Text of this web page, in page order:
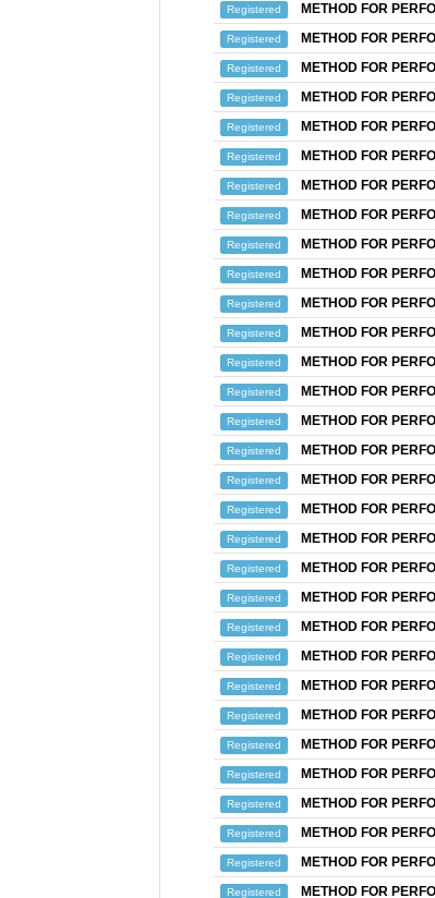
Registered METHOD FOR
Registered METHOD FOR
Registered METHOD FOR
Registered METHOD FOR
Registered METHOD FOR
Registered METHOD FOR
Registered METHOD FOR
Registered METHOD FOR
Registered METHOD FOR
Registered METHOD FOR
Registered METHOD FOR
Registered METHOD FOR
Registered METHOD FOR
Registered METHOD FOR
Registered METHOD FOR
Registered METHOD FOR
Registered METHOD FOR
Registered METHOD FOR
Registered METHOD FOR
Registered METHOD FOR
Registered METHOD FOR
Registered METHOD FOR
Registered METHOD FOR
Registered METHOD FOR
Registered METHOD FOR
Registered METHOD FOR
Registered METHOD FOR
Registered METHOD FOR
Registered METHOD FOR
Registered METHOD FOR
Registered METHOD FOR